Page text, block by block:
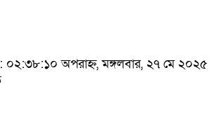
অপরাহ্ন, মঙ্গলবার, ২৭ মে ২০২৫